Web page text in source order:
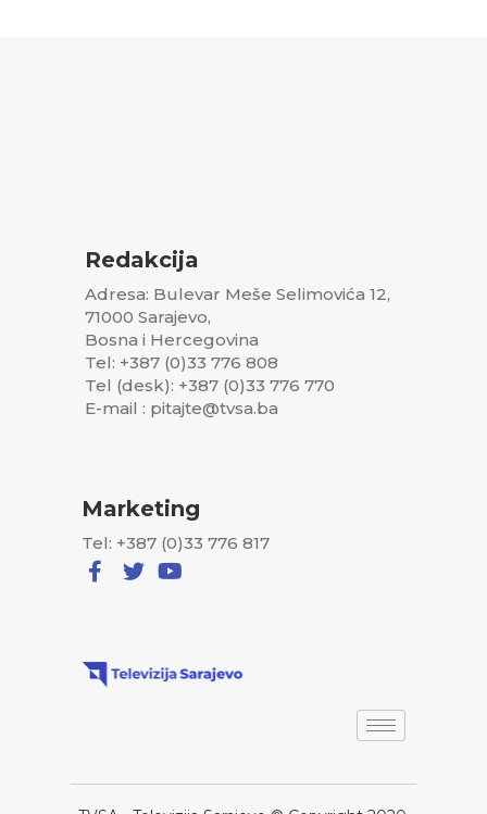
Redakcija
Adresa: Bulevar Meše Selimovića 12,
71000 Sarajevo,
Bosna i Hercegovina
Tel: +387 (0)33 776 808
Tel (desk): +387 (0)33 776 770
E-mail : pitajte@tvsa.ba
Marketing
Tel: +387 (0)33 776 817